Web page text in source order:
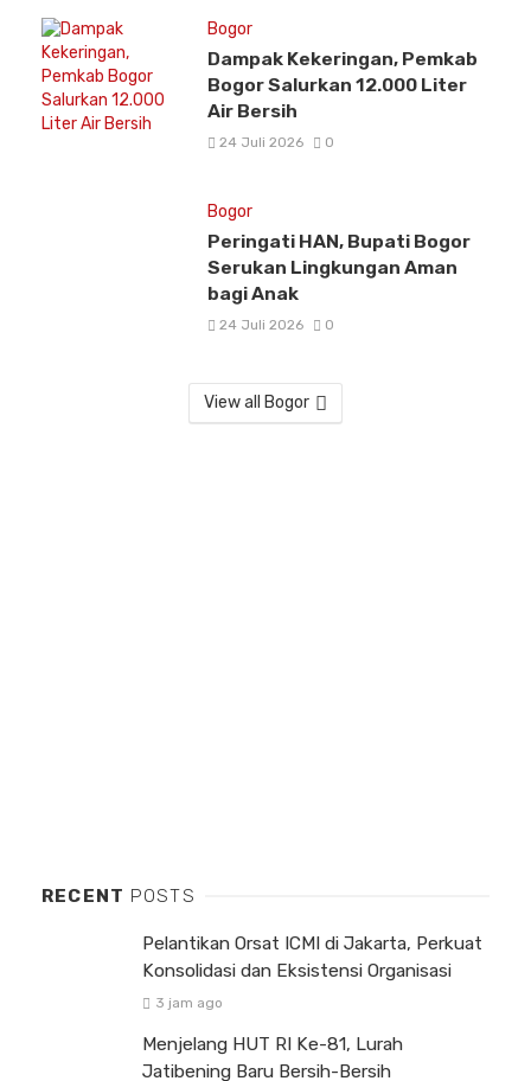
Bogor
Dampak Kekeringan, Pemkab
Bogor Salurkan 12.000 Liter
Air Bersih
24 Juli 2026 0
Bogor
Peringati HAN, Bupati Bogor
Serukan Lingkungan Aman
bagi Anak
24 Juli 2026 0
View all Bogor
RECENT POSTS
Pelantikan Orsat ICMI di Jakarta, Perkuat
Konsolidasi dan Eksistensi Organisasi
3 jam ago
Menjelang HUT RI Ke-81, Lurah
Jatibening Baru Bersih-Bersih